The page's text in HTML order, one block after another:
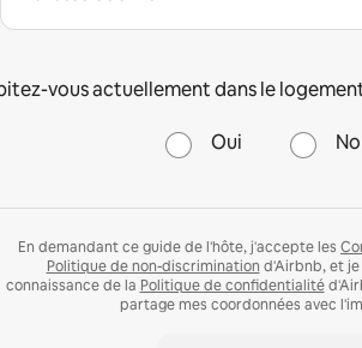
vous actuellement dans le
Oui
En demandant ce guide de l'hôte, j'accepte les
Politique de non-discrimination d'Airbnb, et
connaissance de la Politique de confidentialité
partage mes coordonnées avec